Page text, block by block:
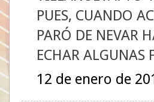
PUES, CUANDO
PARÓ DE NEVAR
ECHAR ALGUNAS
12 de enero de